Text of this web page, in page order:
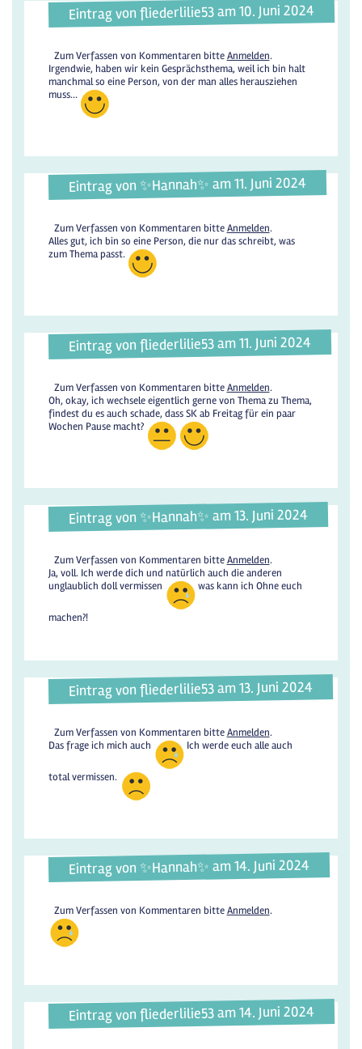
Eintrag von fliederlilie53 am 10. Juni 2024
Zum Verfassen von Kommentaren bitteAnmelden.
Irgendwie, haben wir kein Gesprächsthema, weil ich bin halt
manchmal so eine Person, von der man alles herausziehen
muss...
Eintrag von ✨️Hannah✨️ am 11. Juni 2024
Zum Verfassen von Kommentaren bitteAnmelden.
Alles gut, ich bin so eine Person, die nur das schreibt, was
zum Thema passt.
Eintrag von fliederlilie53 am 11. Juni 2024
Zum Verfassen von Kommentaren bitteAnmelden.
Oh, okay, ich wechsele eigentlich gerne von Thema zu Thema,
findest du es auch schade, dass SK ab Freitag für ein paar
Wochen Pause macht?
Eintrag von ✨️Hannah✨️ am 13. Juni 2024
Zum Verfassen von Kommentaren bitteAnmelden.
Ja, voll. Ich werde dich und natürlich auch die anderen
unglaublich doll vermissen
was kann ich Ohne euch
machen?!
Eintrag von fliederlilie53 am 13. Juni 2024
Zum Verfassen von Kommentaren bitteAnmelden.
Das frage ich mich auch
Ich werde euch alle auch
total vermissen.
Eintrag von ✨️Hannah✨️ am 14. Juni 2024
Zum Verfassen von Kommentaren bitteAnmelden.
Eintrag von fliederlilie53 am 14. Juni 2024